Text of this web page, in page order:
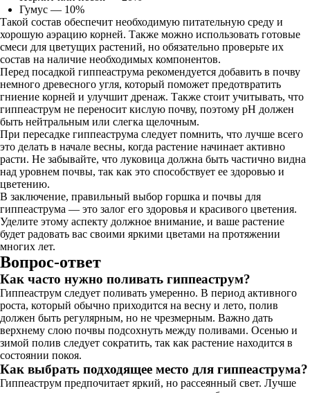
Гумус — 10%
Такой состав обеспечит необходимую питательную среду и
хорошую аэрацию корней. Также можно использовать готовые
смеси для цветущих растений, но обязательно проверьте их
состав на наличие необходимых компонентов.
Перед посадкой гиппеаструма рекомендуется добавить в почву
немного древесного угля, который поможет предотвратить
гниение корней и улучшит дренаж. Также стоит учитывать, что
гиппеаструм не переносит кислую почву, поэтому pH должен
быть нейтральным или слегка щелочным.
При пересадке гиппеаструма следует помнить, что лучше всего
это делать в начале весны, когда растение начинает активно
расти. Не забывайте, что луковица должна быть частично видна
над уровнем почвы, так как это способствует ее здоровью и
цветению.
В заключение, правильный выбор горшка и почвы для
гиппеаструма — это залог его здоровья и красивого цветения.
Уделите этому аспекту должное внимание, и ваше растение
будет радовать вас своими яркими цветами на протяжении
многих лет.
Вопрос-ответ
Как часто нужно поливать гиппеаструм?
Гиппеаструм следует поливать умеренно. В период активного
роста, который обычно приходится на весну и лето, полив
должен быть регулярным, но не чрезмерным. Важно дать
верхнему слою почвы подсохнуть между поливами. Осенью и
зимой полив следует сократить, так как растение находится в
состоянии покоя.
Как выбрать подходящее место для гиппеаструма?
Гиппеаструм предпочитает яркий, но рассеянный свет. Лучше